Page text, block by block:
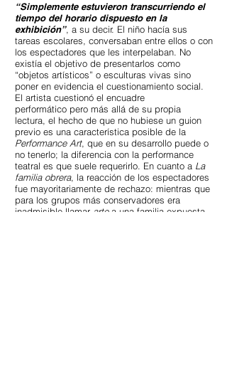
“Simplemente estuvieron transcurriendo el
tiempo del horario dispuesto en la
exhibición”, a su decir. El niño hacía sus
tareas escolares, conversaban entre ellos o con
los espectadores que les interpelaban. No
existía el objetivo de presentarlos como
“objetos artísticos” o esculturas vivas sino
poner en evidencia el cuestionamiento social.
El artista cuestionó el encuadre
performático pero más allá de su propia
lectura, el hecho de que no hubiese un guion
previo es una característica posible de la
Performance Art, que en su desarrollo puede o
no tenerlo; la diferencia con la performance
teatral es que suele requerirlo. En cuanto a La
familia obrera, la reacción de los espectadores
fue mayoritariamente de rechazo: mientras que
para los grupos más conservadores era
inadmisible llamar artea una familia expuesta,